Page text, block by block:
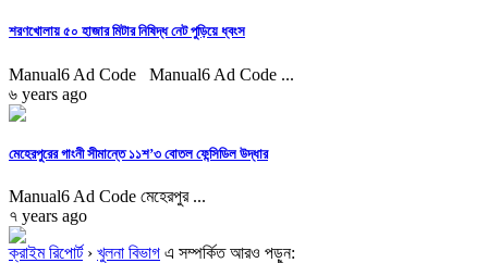
শরণখোলায় ৫০ হাজার মিটার নিষিদ্ধ নেট পুড়িয়ে ধ্বংস
Manual6 Ad Code Manual6 Ad Code ...
৬ years ago
মেহেরপুরের গাংনী সীমান্তে ১১শ’৩ বোতল ফেন্সিডিল উদ্ধার
Manual6 Ad Code মেহেরপুর ...
৭ years ago
ক্রাইম রিপোর্ট› খুলনা বিভাগ এ সম্পর্কিত আরও পড়ুন: